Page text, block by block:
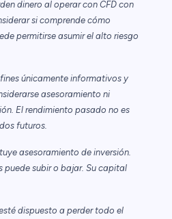
dinero al operar con CFD con
si comprende cómo
permitirse asumir el alto riesgo
únicamente informativos y
asesoramiento ni
El rendimiento pasado no es
futuros.
asesoramiento de inversión.
puede subir o bajar. Su capital
dispuesto a perder todo el